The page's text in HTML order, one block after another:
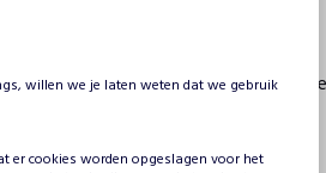
Dit profiel
willen we je laten weten dat we gebruik
er cookies worden opgeslagen voor het